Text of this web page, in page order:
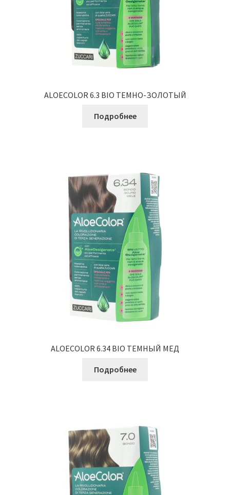
ALOECOLOR 6.3 BIO ТЕМНО-ЗОЛОТЫЙ
Подробнее
ALOECOLOR 6.34 BIO ТЕМНЫЙ МЕД
Подробнее